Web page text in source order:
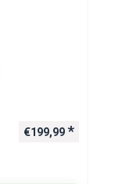
€199,99